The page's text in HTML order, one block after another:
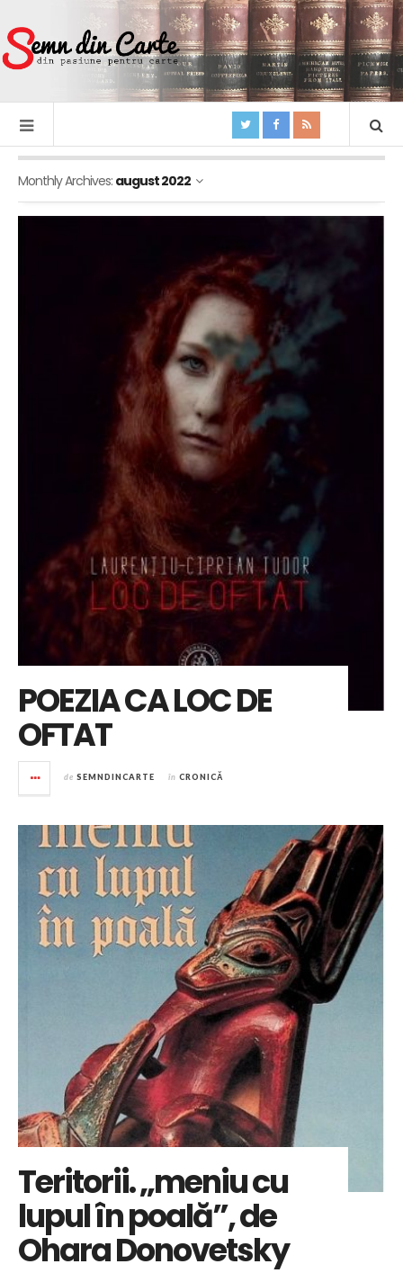
Monthly Archives: august 2022
POEZIA CA LOC DE
OFTAT
de SEMNDINCARTE în CRONICĂ
Teritorii. „meniu cu
lupul în poală”, de
Ohara Donovetsky